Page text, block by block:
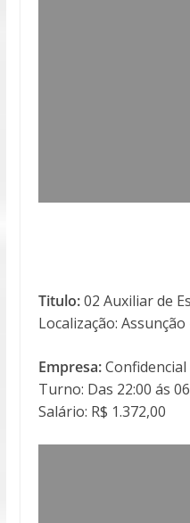
Titulo:02 Auxiliar de
Localização:
Empresa:Confidencial
Turno: Das 22:00 ás
Salário: R$ 1.372,00